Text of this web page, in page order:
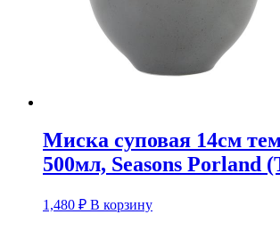
Миска суповая 14см
500мл, Seasons Porland
1,480 ₽ В корзину